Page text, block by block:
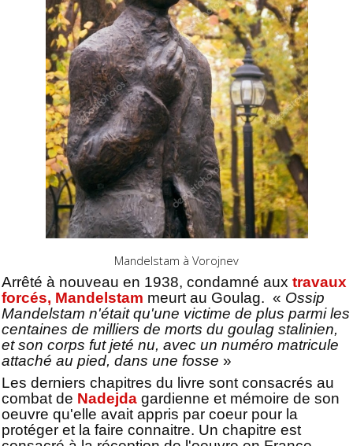
Mandelstam à Vorojnev
Arrêté à nouveau en 1938, condamné aux travaux
forcés, Mandelstam meurt au Goulag. « Ossip
Mandelstam n'était qu'une victime de plus parmi les
centaines de milliers de morts du goulag stalinien,
et son corps fut jeté nu, avec un numéro matricule
attaché au pied, dans une fosse »
Les derniers chapitres du livre sont consacrés au
combat de Nadejda gardienne et mémoire de son
oeuvre qu'elle avait appris par coeur pour la
protéger et la faire connaitre. Un chapitre est